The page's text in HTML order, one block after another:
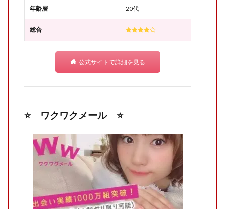
年齢層 20代
総合
公式サイトで詳細を見る
⭐️ ワクワクメール ⭐️